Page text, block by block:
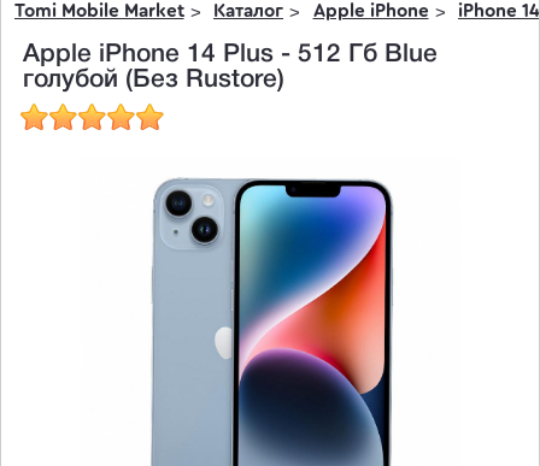
Tomi Mobile Market Каталог Apple iPhone iPhone
Apple iPhone 14 Plus - 512 Гб Blue
голубой (Без Rustore)